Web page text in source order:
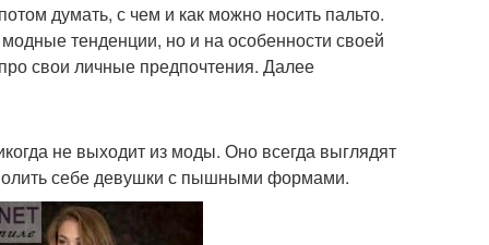
думать, с чем и как можно носить пальто.
тенденции, но и на особенности своей
свои личные предпочтения. Далее
не выходит из моды. Оно всегда выглядят
себе девушки с пышными формами.